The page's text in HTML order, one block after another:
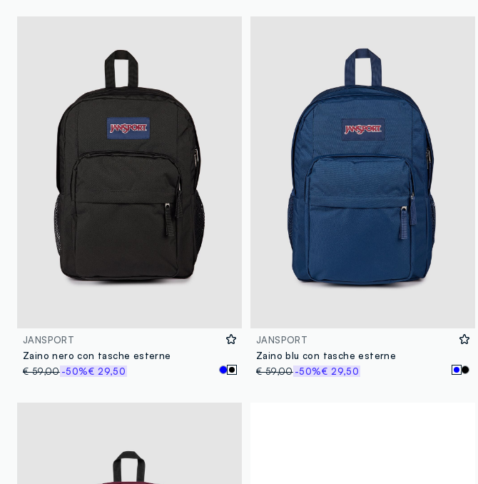
JANSPORT
Zaino nero con tasche esterne
€ 59,00-50%€ 29,50
JANSPORT
Zaino blu con tasche esterne
€ 59,00-50%€ 29,50